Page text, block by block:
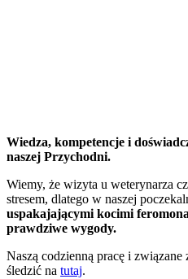
Wiedza, kompetencje i
naszej Przychodni.
Wiemy, że wizyta u weterynarza
stresem, dlatego w naszej
uspakajającymi kocimi
prawdziwe wygody.
Naszą codzienną pracę i
śledzić na tutaj.